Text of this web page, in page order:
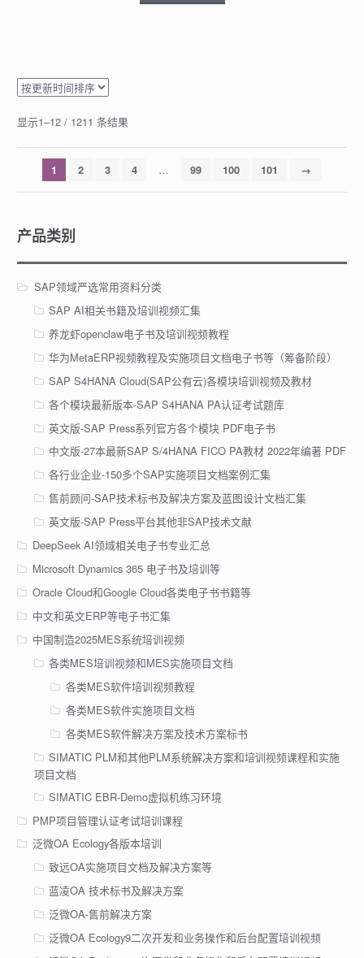
显示1–12 / 1211 条结果
1 2 3 4 … 99 100 101 →
产品类别
SAP领域严选常用资料分类
SAP AI相关书籍及培训视频汇集
养龙虾openclaw电子书及培训视频教程
华为MetaERP视频教程及实施项目文档电子书等（筹备阶段）
SAP S4HANA Cloud(SAP公有云)各模块培训视频及教材
各个模块最新版本-SAP S4HANA PA认证考试题库
英文版-SAP Press系列官方各个模块 PDF电子书
中文版-27本最新SAP S/4HANA FICO PA教材 2022年编著 PDF
各行业企业-150多个SAP实施项目文档案例汇集
售前顾问-SAP技术标书及解决方案及蓝图设计文档汇集
英文版-SAP Press平台其他非SAP技术文献
DeepSeek AI领域相关电子书专业汇总
Microsoft Dynamics 365 电子书及培训等
Oracle Cloud和Google Cloud各类电子书书籍等
中文和英文ERP等电子书汇集
中国制造2025MES系统培训视频
各类MES培训视频和MES实施项目文档
各类MES软件培训视频教程
各类MES软件实施项目文档
各类MES软件解决方案及技术方案标书
SIMATIC PLM和其他PLM系统解决方案和培训视频课程和实施
项目文档
SIMATIC EBR-Demo虚拟机练习环境
PMP项目管理认证考试培训课程
泛微OA Ecology各版本培训
致远OA实施项目文档及解决方案等
蓝凌OA 技术标书及解决方案
泛微OA-售前解决方案
泛微OA Ecology9二次开发和业务操作和后台配置培训视频